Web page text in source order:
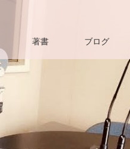
著書 ブログ